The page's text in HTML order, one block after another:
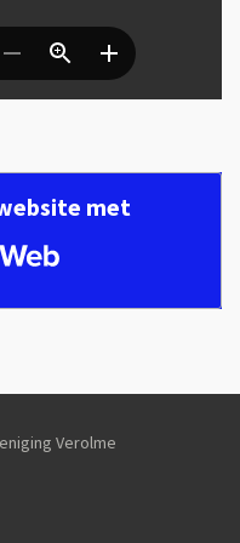
met
Verolme